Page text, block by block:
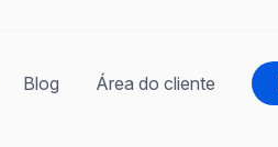
Área do cliente
Blog